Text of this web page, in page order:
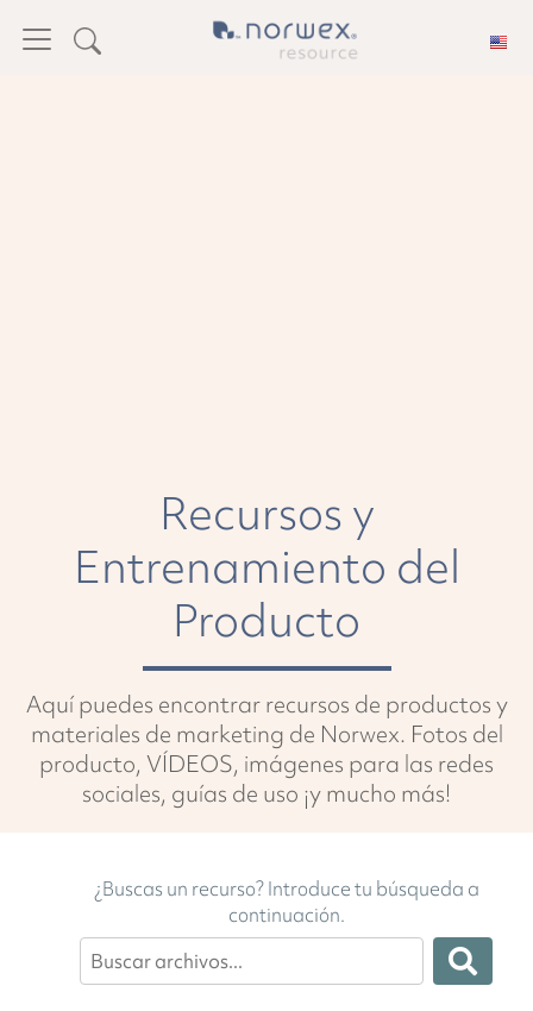
Recursos y
Entrenamiento del
Producto
Aquí puedes encontrar recursos de productos y
materiales de marketing de Norwex. Fotos del
producto, VÍDEOS, imágenes para las redes
sociales, guías de uso ¡y mucho más!
¿Buscas un recurso? Introduce tu búsqueda a
continuación.